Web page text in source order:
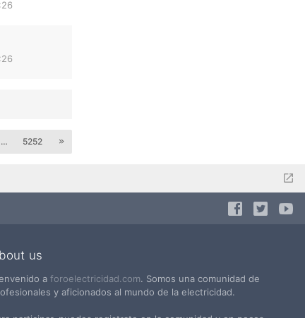
… 5252
us
a foroelectricidad.com. Somos una comunidad de
y aficionados al mundo de la electricidad.